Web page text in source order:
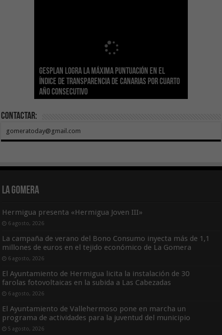
Gesplan logra la máxima puntuación en el
Índice de Transparencia de Canarias por cuarto
año consecutivo
El Gobierno canario concede ayudas del
POSEICAN-Pesca al sector por valor de 7,09 M€
tras aumentar las cuantías
Transición Ecológica coordina con Ashotel su
adhesión a la Red de Refugios Climáticos de
Canarias
Visocan incorpora 170 pisos a su parque de
vivienda protegida en régimen de alquiler
asequible de Tenerife
Sanidad refuerza la capacidad diagnóstica de
los centros de salud con el impulso de la
ecografía clínica
El Gobierno de Canarias convoca el Concurso de
Sal Marina Agrocanarias 2026
Contactar:
gomeratoday@gmail.com
La Gomera
Hermigua presenta «Hermigua Joven III»
6 agosto, 2026
La campaña de verano del Bono Consumo inyecta más de 1,1
millones de euros en el tejido económico de La Gomera
6 agosto, 2026
El Ayuntamiento de Hermigua licita la instalación de 30
farolas fotovoltaicas en la subida a Las Cabezadas
6 agosto, 2026
El Ayuntamiento de Vallehermoso pone en marcha un
programa de actividades para la juventud del municipio
5 agosto, 2026